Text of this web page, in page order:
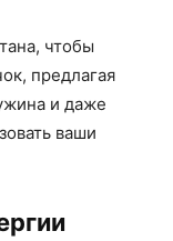
чтобы
предлагая
и даже
ваши